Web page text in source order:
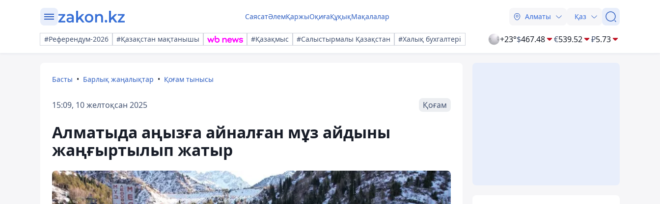
СаясатӘлемҚаржыОқиғаҚұқықМақалалар Алматы Қаз
#Референдум-2026 #Қазақстан мақтанышы #Қазақмыс #Салыстырмалы Қазақстан #Халық бухгалтері +23°$467.48 €539.52 ₽5.73
Басты Барлық жаңалықтар Қоғам тынысы
15:09, 10 желтоқсан 2025 Қоғам
Алматыда аңызға айналған мұз айдыны
жаңғыртылып жатыр